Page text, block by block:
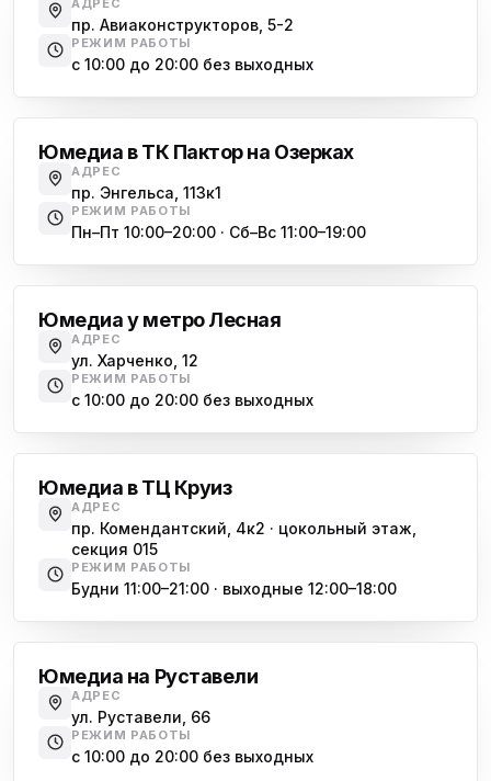
пр. Авиаконструкторов, 5-2
РЕЖИМ РАБОТЫ
с 10:00 до 20:00 без выходных
Юмедиа в ТК Пактор на Озерках
АДРЕС
пр. Энгельса, 113к1
РЕЖИМ РАБОТЫ
Пн–Пт 10:00–20:00 · Сб–Вс 11:00–19:00
Юмедиа у метро Лесная
АДРЕС
ул. Харченко, 12
РЕЖИМ РАБОТЫ
с 10:00 до 20:00 без выходных
Юмедиа в ТЦ Круиз
АДРЕС
пр. Комендантский, 4к2 · цокольный этаж,
секция 015
РЕЖИМ РАБОТЫ
Будни 11:00–21:00 · выходные 12:00–18:00
Юмедиа на Руставели
АДРЕС
ул. Руставели, 66
РЕЖИМ РАБОТЫ
с 10:00 до 20:00 без выходных